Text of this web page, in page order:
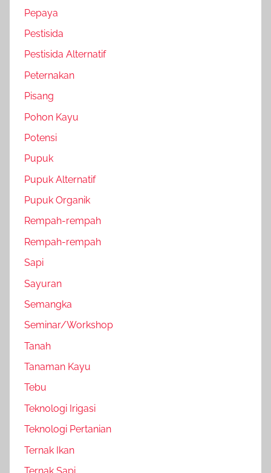
Pepaya
Pestisida
Pestisida Alternatif
Peternakan
Pisang
Pohon Kayu
Potensi
Pupuk
Pupuk Alternatif
Pupuk Organik
Rempah-rempah
Rempah-rempah
Sapi
Sayuran
Semangka
Seminar/Workshop
Tanah
Tanaman Kayu
Tebu
Teknologi Irigasi
Teknologi Pertanian
Ternak Ikan